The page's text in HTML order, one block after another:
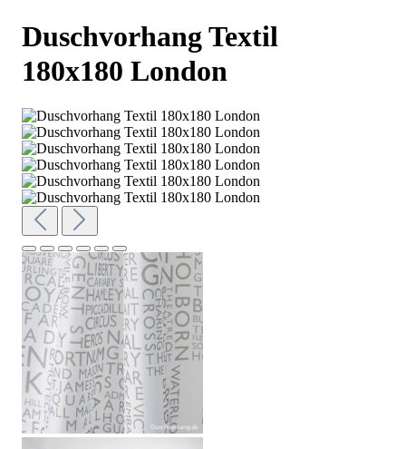
Duschvorhang Textil
180x180 London